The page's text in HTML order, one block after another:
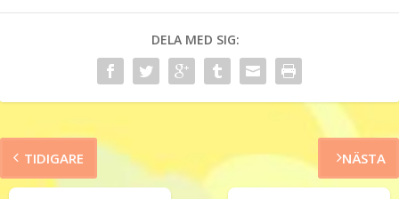
DELA MED SIG:
TIDIGARE NÄSTA